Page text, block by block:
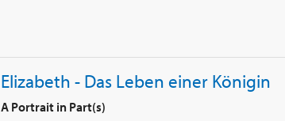
Elizabeth - Das Leben einer Königin
A Portrait in Part(s)